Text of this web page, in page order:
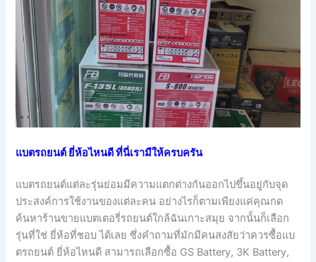
แบตรถยนต์ ยี่ห้อไหนดี ที่นี่เรามีให้ครบครัน
แบตรถยนต์แต่ละรุ่นย่อมมีความแตกต่างกันออกไปขึ้นอยู่กับจุด
ประสงค์การใช้งานของแต่ละคน อย่างไรก็ตามเพียงแค่คุณกด
ค้นหาร้านขายแบตเตอรี่รถยนต์ใกล้ฉันเกาะสมุย จากนั้นก็เลือก
รุ่นที่ใช่ ยี่ห้อที่ชอบ ได้เลย ซึ่งคำถามที่มักมีคนสงสัยว่าควรซื้อแบ
ตรถยนต์ ยี่ห้อไหนดี สามารถเลือกซื้อ GS Battery, 3K Battery,